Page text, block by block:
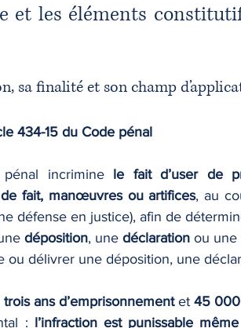
et les éléments
sa finalité et son champ
434-15 du Code pénal
incrimine le fait d’user de
fait, manœuvres ou artifices, au
défense en justice), afin de
déposition, une déclaration ou une
ou délivrer une déposition, une
trois ans d’emprisonnement et 45 000
: l’infraction est punissable